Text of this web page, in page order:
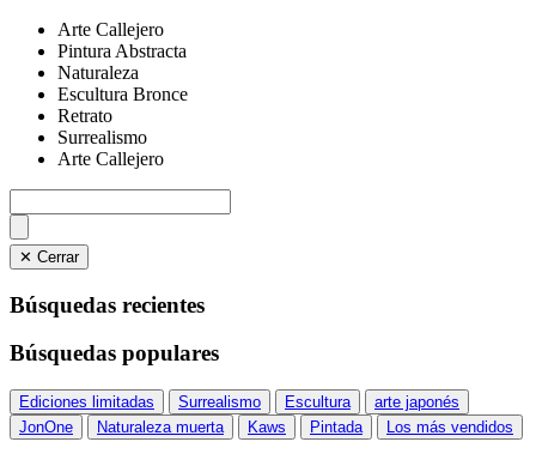
Arte Callejero
Pintura Abstracta
Naturaleza
Escultura Bronce
Retrato
Surrealismo
Arte Callejero
✕ Cerrar
Búsquedas recientes
Búsquedas populares
Ediciones limitadas Surrealismo Escultura
arte japonés
JonOne
Naturaleza muerta Kaws Pintada Los más vendidos